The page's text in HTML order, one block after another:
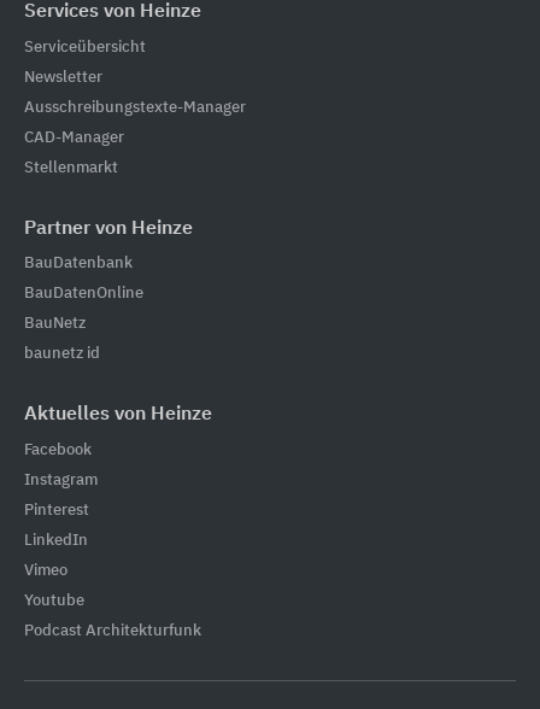
Services von Heinze
Serviceübersicht
Newsletter
Ausschreibungstexte-Manager
CAD-Manager
Stellenmarkt
Partner von Heinze
BauDatenbank
BauDatenOnline
BauNetz
baunetz id
Aktuelles von Heinze
Facebook
Instagram
Pinterest
LinkedIn
Vimeo
Youtube
Podcast Architekturfunk